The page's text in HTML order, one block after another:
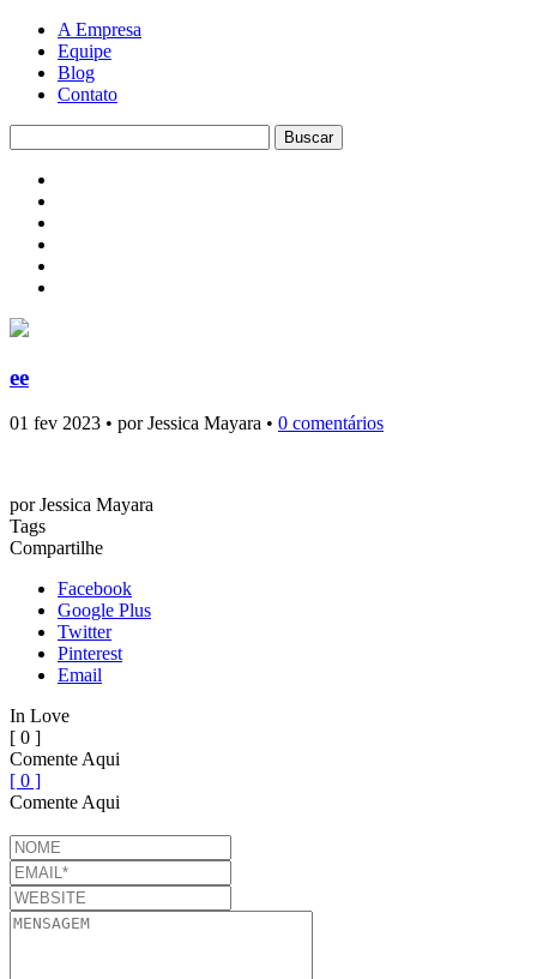
A Empresa
Equipe
Blog
Contato
ee
01 fev 2023 • por Jessica Mayara • 0 comentários
porJessica Mayara
Tags
Compartilhe
Facebook
Google Plus
Twitter
Pinterest
Email
In Love
[ 0 ]
Comente Aqui
[ 0 ]
Comente Aqui